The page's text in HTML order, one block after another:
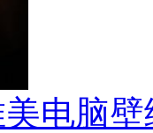
电脑壁